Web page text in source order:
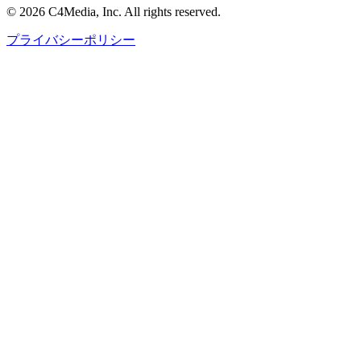
© 2026 C4Media, Inc. All rights reserved.
プライバシーポリシー